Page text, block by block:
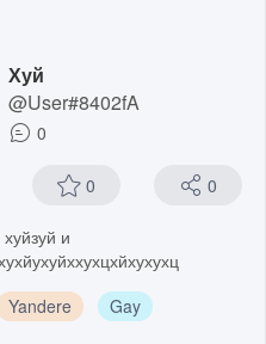
Хуй
@User#8402fA
0
0 0
и
Yandere Gay